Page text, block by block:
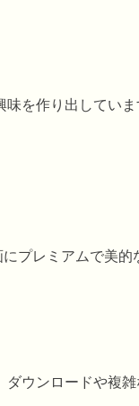
を作り出してい
プレミアムで美的
ウンロードや複